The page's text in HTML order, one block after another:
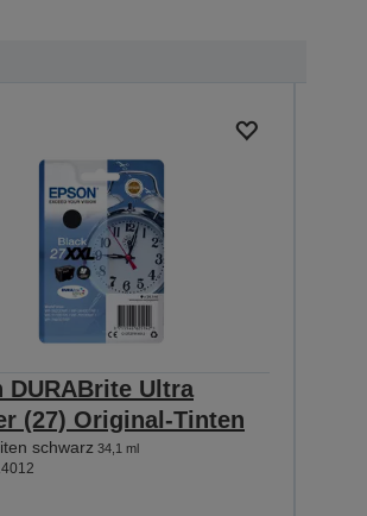
DURABrite Ultra
(27) Original-Tinten
schwarz 34,1 ml